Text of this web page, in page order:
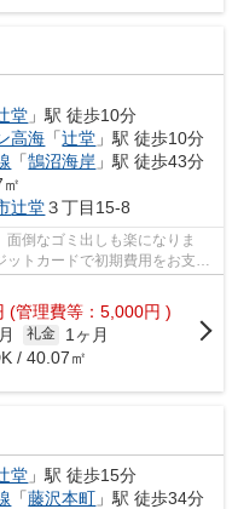
堂 」駅 徒歩10分
高海 「辻堂 」駅 徒歩10分
「鵠沼海岸 」駅 徒歩43分
辻堂３丁目15-8
倒なゴミ出しも楽になりま
トカードで初期費用をお支払
(管理費等：5,000円 )
礼金
1ヶ月
/ 40.07㎡
堂 」駅 徒歩15分
「藤沢本町 」駅 徒歩34分